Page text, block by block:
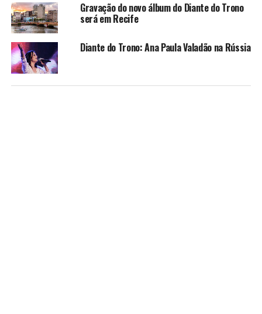
Gravação do novo álbum do Diante do Trono
será em Recife
Diante do Trono: Ana Paula Valadão na Rússia